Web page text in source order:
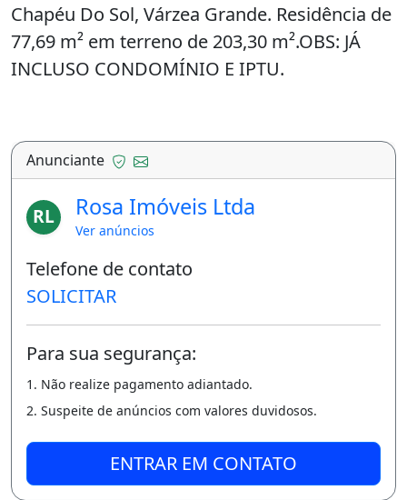
Chapéu Do Sol, Várzea Grande. Residência de
77,69 m² em terreno de 203,30 m².OBS: JÁ
INCLUSO CONDOMÍNIO E IPTU.
Anunciante
RL Rosa Imóveis Ltda
Ver anúncios
Telefone de contato
SOLICITAR
Para sua segurança:
1. Não realize pagamento adiantado.
2. Suspeite de anúncios com valores duvidosos.
ENTRAR EM CONTATO